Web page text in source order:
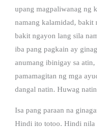
upang magpaliwanag ng
namang kalamidad, bakit
bakit ngayon lang sila
iba pang pagkain ay
anumang ibinigay sa
pamamagitan ng mga
dangal natin. Huwag
Isa pang paraan na
Hindi ito totoo. Hindi nila